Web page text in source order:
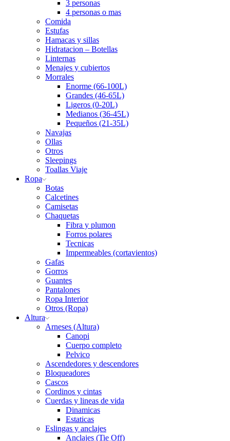
3 personas
4 personas o mas
Comida
Estufas
Hamacas y sillas
Hidratacion – Botellas
Linternas
Menajes y cubiertos
Morrales
Enorme (66-100L)
Grandes (46-65L)
Ligeros (0-20L)
Medianos (36-45L)
Pequeños (21-35L)
Navajas
Ollas
Otros
Sleepings
Toallas Viaje
Ropa
Botas
Calcetines
Camisetas
Chaquetas
Fibra y plumon
Forros polares
Tecnicas
Impermeables (cortavientos)
Gafas
Gorros
Guantes
Pantalones
Ropa Interior
Otros (Ropa)
Altura
Arneses (Altura)
Canopi
Cuerpo completo
Pelvico
Ascendedores y descendores
Bloqueadores
Cascos
Cordinos y cintas
Cuerdas y lineas de vida
Dinamicas
Estaticas
Eslingas y anclajes
Anclajes (Tie Off)